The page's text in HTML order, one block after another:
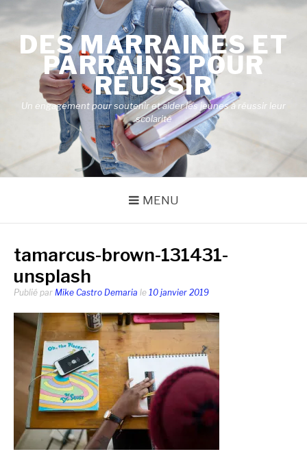
contenuDES MARRAINES ET
PARRAINS POUR
RÉUSSIR
Un engagement pour soutenir et aider les jeunes à réussir leur
scolarité
MENU
tamarcus-brown-131431-
unsplash
Publié par Mike Castro Demaria le 10 janvier 2019